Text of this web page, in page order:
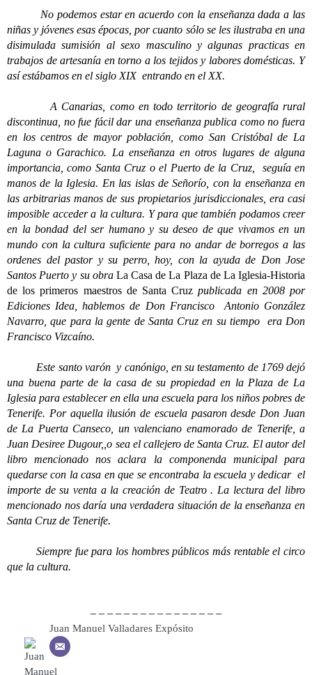
No podemos estar en acuerdo con la enseñanza dada a las
niñas y jóvenes esas épocas, por cuanto sólo se les ilustraba en una
disimulada sumisión al sexo masculino y algunas practicas en
trabajos de artesanía en torno a los tejidos y labores domésticas. Y
así estábamos en el siglo XIX entrando en el XX.
A Canarias, como en todo territorio de geografía rural
discontinua, no fue fácil dar una enseñanza publica como no fuera
en los centros de mayor población, como San Cristóbal de La
Laguna o Garachico. La enseñanza en otros lugares de alguna
importancia, como Santa Cruz o el Puerto de la Cruz, seguía en
manos de la Iglesia. En las islas de Señorío, con la enseñanza en
las arbitrarias manos de sus propietarios jurisdiccionales, era casi
imposible acceder a la cultura. Y para que también podamos creer
en la bondad del ser humano y su deseo de que vivamos en un
mundo con la cultura suficiente para no andar de borregos a las
ordenes del pastor y su perro, hoy, con la ayuda de Don Jose
Santos Puerto y su obra La Casa de La Plaza de La Iglesia-Historia
de los primeros maestros de Santa Cruz publicada en 2008 por
Ediciones Idea, hablemos de Don Francisco Antonio González
Navarro, que para la gente de Santa Cruz en su tiempo era Don
Francisco Vizcaíno.
Este santo varón y canónigo, en su testamento de 1769 dejó
una buena parte de la casa de su propiedad en la Plaza de La
Iglesia para establecer en ella una escuela para los niños pobres de
Tenerife. Por aquella ilusión de escuela pasaron desde Don Juan
de La Puerta Canseco, un valenciano enamorado de Tenerife, a
Juan Desiree Dugour,,o sea el callejero de Santa Cruz. El autor del
libro mencionado nos aclara la componenda municipal para
quedarse con la casa en que se encontraba la escuela y dedicar el
importe de su venta a la creación de Teatro . La lectura del libro
mencionado nos daría una verdadera situación de la enseñanza en
Santa Cruz de Tenerife.
Siempre fue para los hombres públicos más rentable el circo
que la cultura.
– – – – – – – – – – – – – – – –
Juan Manuel Valladares Expósito